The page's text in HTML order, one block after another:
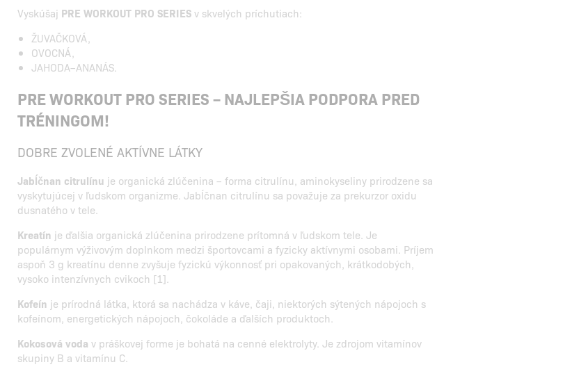
Vyskúšaj PRE WORKOUT PRO SERIESv skvelých príchutiach:
ŽUVAČKOVÁ,
OVOCNÁ,
JAHODA–ANANÁS.
PRE WORKOUT PRO SERIES – NAJLEPŠIA PODPORA PRED
TRÉNINGOM!
DOBRE ZVOLENÉ AKTÍVNE LÁTKY
Jabĺčnan citrulínu je organická zlúčenina – forma citrulínu, aminokyseliny prirodzene sa
vyskytujúcej v ľudskom organizme. Jabĺčnan citrulínu sa považuje za prekurzor oxidu
dusnatého v tele.
Kreatín je ďalšia organická zlúčenina prirodzene prítomná v ľudskom tele. Je
populárnym výživovým doplnkom medzi športovcami a fyzicky aktívnymi osobami. Príjem
aspoň 3 g kreatínu denne zvyšuje fyzickú výkonnosť pri opakovaných, krátkodobých,
vysoko intenzívnych cvikoch [1].
Kofeín je prírodná látka, ktorá sa nachádza v káve, čaji, niektorých sýtených nápojoch s
kofeínom, energetických nápojoch, čokoláde a ďalších produktoch.
Kokosová voda v práškovej forme je bohatá na cenné elektrolyty. Je zdrojom vitamínov
skupiny B a vitamínu C.